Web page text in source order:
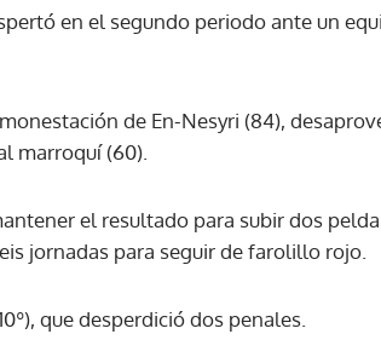
en el segundo periodo ante un
de En-Nesyri (84),
marroquí (60).
el resultado para subir dos
jornadas para seguir de farolillo rojo.
que desperdició dos penales.